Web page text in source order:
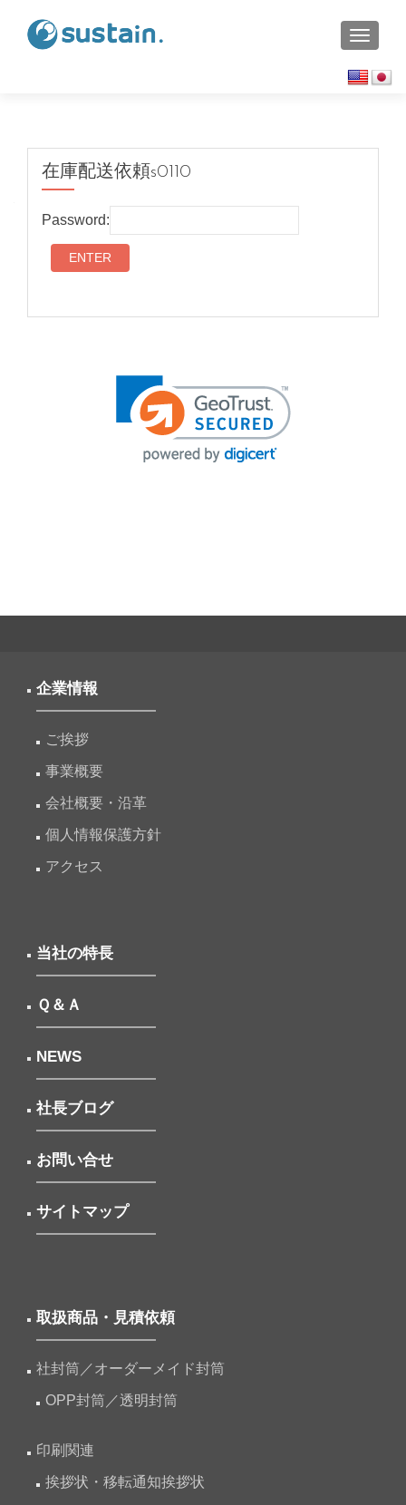
在庫配送依頼s0110
Password:
企業情報
ご挨拶
事業概要
会社概要・沿革
個人情報保護方針
アクセス
当社の特長
Ｑ＆Ａ
NEWS
社長ブログ
お問い合せ
サイトマップ
取扱商品・見積依頼
社封筒／オーダーメイド封筒
OPP封筒／透明封筒
印刷関連
挨拶状・移転通知挨拶状